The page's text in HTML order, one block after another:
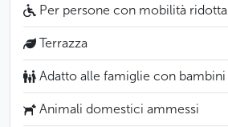
Per persone con mobilità ridotta
Terrazza
Adatto alle famiglie con bambini
Animali domestici ammessi